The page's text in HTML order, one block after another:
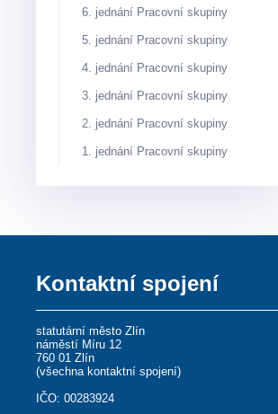
6. jednání Pracovní skupiny
5. jednání Pracovní skupiny
4. jednání Pracovní skupiny
3. jednání Pracovní skupiny
2. jednání Pracovní skupiny
1. jednání Pracovní skupiny
Kontaktní spojení
statutární město Zlín
náměstí Míru 12
760 01 Zlín
(všechna kontaktní spojení)
IČO: 00283924